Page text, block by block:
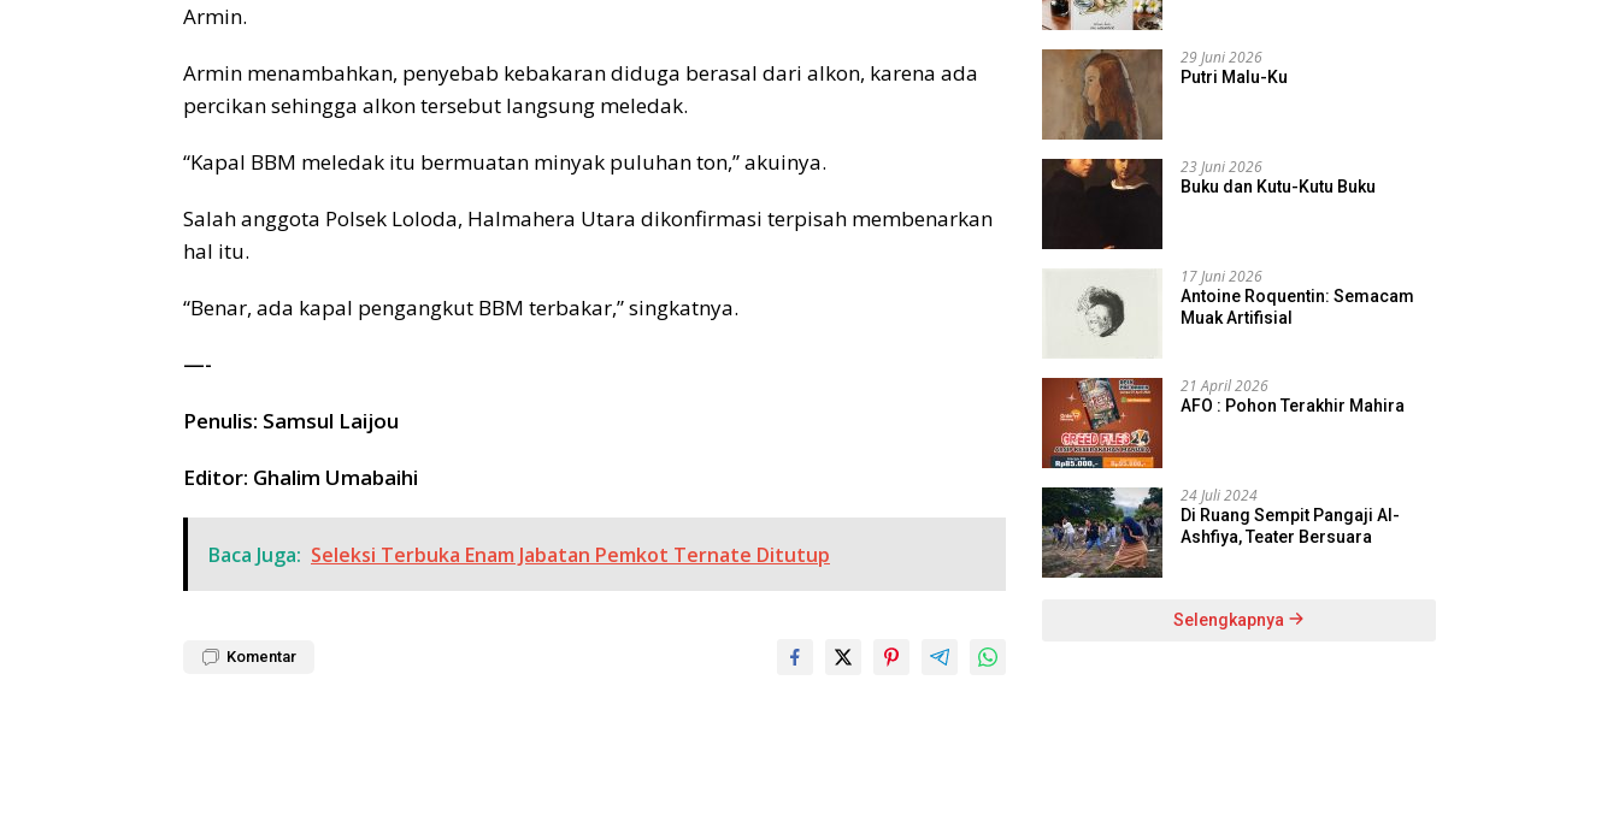
Armin.
Armin menambahkan, penyebab kebakaran diduga berasal dari alkon, karena ada
percikan sehingga alkon tersebut langsung meledak.
“Kapal BBM meledak itu bermuatan minyak puluhan ton,” akuinya.
Salah anggota Polsek Loloda, Halmahera Utara dikonfirmasi terpisah membenarkan
hal itu.
“Benar, ada kapal pengangkut BBM terbakar,” singkatnya.
—-
Penulis: Samsul Laijou
Editor: Ghalim Umabaihi
Baca Juga: Seleksi Terbuka Enam Jabatan Pemkot Ternate Ditutup
Komentar
29 Juni 2026
Putri Malu-Ku
23 Juni 2026
Buku dan Kutu-Kutu Buku
17 Juni 2026
Antoine Roquentin: Semacam
Muak Artifisial
21 April 2026
AFO : Pohon Terakhir Mahira
24 Juli 2024
Di Ruang Sempit Pangaji Al-
Ashfiya, Teater Bersuara
Selengkapnya